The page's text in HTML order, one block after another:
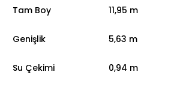
Tam Boy 11,95 m
Genişlik 5,63 m
Su Çekimi 0,94 m